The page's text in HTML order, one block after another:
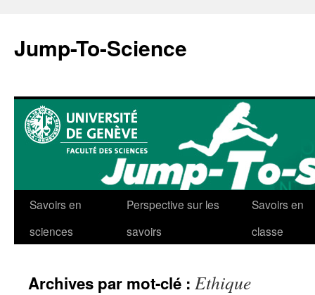
contenu
Jump-To-Science
Savoirs en
sciences
Perspective sur les
savoirs
Savoirs en
classe
Archives par mot-clé : Ethique